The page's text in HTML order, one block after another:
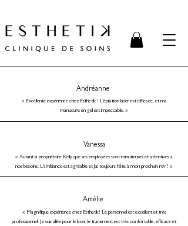
Andréanne
« Excellente expérience chez Esthetik ! L'épilation laser est efficace, et ma
manucure en gel est impeccable. »
Vanessa
« Autant la propriétaire Kelly que ses employées sont minutieuses et attentives à
nos besoins. L'ambiance est agréable et j'ai toujours hâte à mon prochain rdv ! »
Amélie
« Magnifique expérience chez Esthetik! Le personnel est excellent et très
professionnel. Je suis allée pour le laser, le traitement est très confortable, efficace et